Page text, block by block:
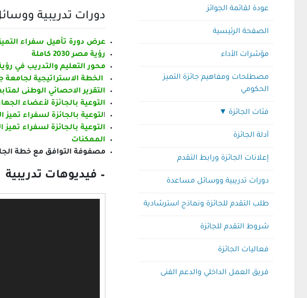
عودة لقائمة الجوائز
الصفحة الرئيسية
مؤشرات الأداء
مصطلحات ومفاهيم جائزة التميز
الحكومي
فئات الجائزة
فئة تكافؤ الفرص وتمكين المرأة
فئة أفضل كلية
فئة أفضل مشروع للإبداع والابتكار
آدلة الجائزة
إعلانات الجائزة ورابط التقدم
دورات تدريبية ووسائل مساعدة
طلب التقدم للجائزة ونماذج استرشادية
شروط التقدم للجائزة
فعاليات الجائزة
فريق العمل الداخلي والدعم الفنى
دورات تدريبية
عرض دورة تأهيل سفراء التميز
رؤية مصر 2030 كاملة
محور التعليم والتدريب في رؤية مصر 2030 اهداف
الخطة الاستراتيجية لجامعة
التقرير الاحصائي الوطنى
التوعية بالجائزة لأعضاء
التوعية بالجائزة لسفراء تميز
التوعية بالجائزة لسفراء تميز
الممكنات
مصفوفة التوافق مع خطة
– فيديوهات تدريبية